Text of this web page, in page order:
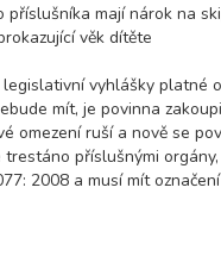
mají nárok na
věk dítěte
vyhlášky platné
mít, je povinna
omezení ruší a nově se
příslušnými
2008 a musí mít označení